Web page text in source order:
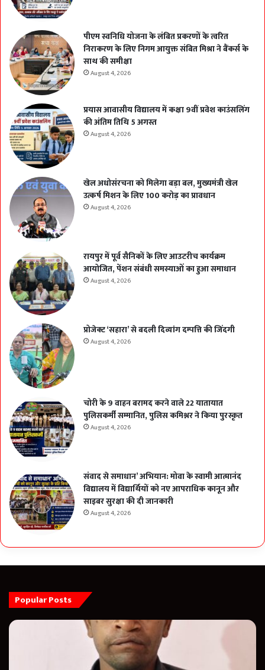
पीएम स्वनिधि योजना के लंबित प्रकरणों के त्वरित
निराकरण के लिए निगम आयुक्त संबित मिश्रा ने बैंकर्स के
साथ की समीक्षा
August 4, 2026
प्रयास आवासीय विद्यालय में कक्षा 9वीं प्रवेश काउंसलिंग
की अंतिम तिथि 5 अगस्त
August 4, 2026
खेल अधोसंरचना को मिलेगा बड़ा बल, मुख्यमंत्री खेल
उत्कर्ष मिशन के लिए 100 करोड़ का प्रावधान
August 4, 2026
रायपुर में पूर्व सैनिकों के लिए आउटरीच कार्यक्रम
आयोजित, पेंशन संबंधी समस्याओं का हुआ समाधान
August 4, 2026
प्रोजेक्ट ‘सहारा’ से बदली दिव्यांग दम्पत्ति की जिंदगी
August 4, 2026
चोरी के 9 वाहन बरामद करने वाले 22 यातायात
पुलिसकर्मी सम्मानित, पुलिस कमिश्नर ने किया पुरस्कृत
August 4, 2026
संवाद से समाधान’ अभियान: मोवा के स्वामी आत्मानंद
विद्यालय में विद्यार्थियों को नए आपराधिक कानून और
साइबर सुरक्षा की दी जानकारी
August 4, 2026
Popular Posts